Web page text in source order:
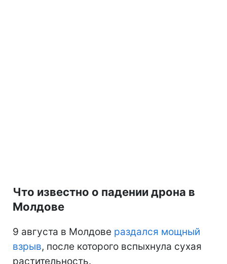
Что известно о падении дрона в
Молдове
9 августа в Молдове раздался мощный
взрыв, после которого вспыхнула сухая
растительность.